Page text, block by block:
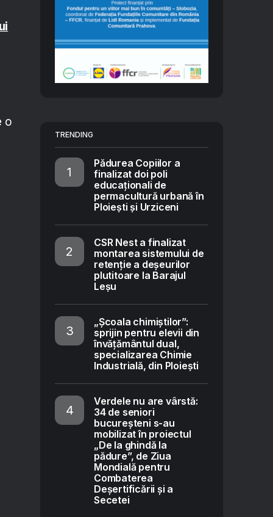
o
TRENDING
Pădurea Copiilor a
finalizat doi poli
educaționali de
permacultură urbană în
Ploiești și Urziceni
CSR Nest a finalizat
montarea sistemului de
retenție a deșeurilor
plutitoare la Barajul
Leșu
„Școala chimiștilor”:
sprijin pentru elevii din
învățământul dual,
specializarea Chimie
Industrială, din Ploiești
Verdele nu are vârstă:
34 de seniori
bucureșteni s-au
mobilizat în proiectul
„De la ghindă la
pădure”, de Ziua
Mondială pentru
Combaterea
Deșertificării și a
Secetei